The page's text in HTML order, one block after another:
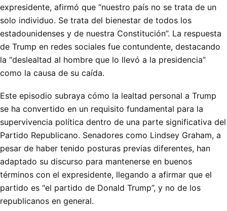
expresidente, afirmó que “nuestro país no se trata de un
solo individuo. Se trata del bienestar de todos los
estadounidenses y de nuestra Constitución”. La respuesta
de Trump en redes sociales fue contundente, destacando
la “deslealtad al hombre que lo llevó a la presidencia”
como la causa de su caída.
Este episodio subraya cómo la lealtad personal a Trump
se ha convertido en un requisito fundamental para la
supervivencia política dentro de una parte significativa del
Partido Republicano. Senadores como Lindsey Graham, a
pesar de haber tenido posturas previas diferentes, han
adaptado su discurso para mantenerse en buenos
términos con el expresidente, llegando a afirmar que el
partido es “el partido de Donald Trump”, y no de los
republicanos en general.